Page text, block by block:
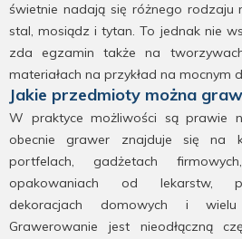
świetnie nadają się różnego rodzaju
stal, mosiądz i tytan. To jednak nie
zda egzamin także na
materiałach na przykład na mocnym
Jakie przedmioty można
W praktyce możliwości są prawie
obecnie grawer znajduje się na
portfelach, gadżetach
opakowaniach od lekarstw,
dekoracjach domowych i wielu
Grawerowanie jest nieodłączną